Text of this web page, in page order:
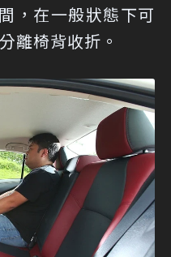
，在一般狀態下可
離椅背收折。